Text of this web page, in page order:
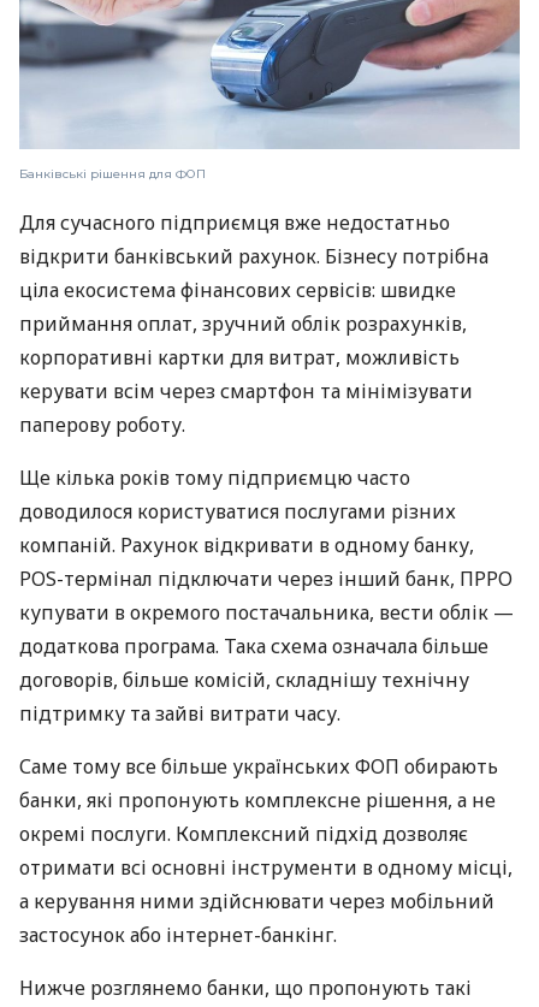
Банківські рішення для ФОП
Для сучасного підприємця вже недостатньо
відкрити банківський рахунок. Бізнесу потрібна
ціла екосистема фінансових сервісів: швидке
приймання оплат, зручний облік розрахунків,
корпоративні картки для витрат, можливість
керувати всім через смартфон та мінімізувати
паперову роботу.
Ще кілька років тому підприємцю часто
доводилося користуватися послугами різних
компаній. Рахунок відкривати в одному банку,
POS-термінал підключати через інший банк, ПРРО
купувати в окремого постачальника, вести облік —
додаткова програма. Така схема означала більше
договорів, більше комісій, складнішу технічну
підтримку та зайві витрати часу.
Саме тому все більше українських ФОП обирають
банки, які пропонують комплексне рішення, а не
окремі послуги. Комплексний підхід дозволяє
отримати всі основні інструменти в одному місці,
а керування ними здійснювати через мобільний
застосунок або інтернет-банкінг.
Нижче розглянемо банки, що пропонують такі